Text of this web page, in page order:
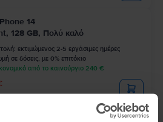
14
128 GB, Πολύ καλό
εκτιμώμενος 2-5 εργάσιμες ημέρες
σε δόσεις, με 0% επιτόκιο
από το καινούργιο 240 €